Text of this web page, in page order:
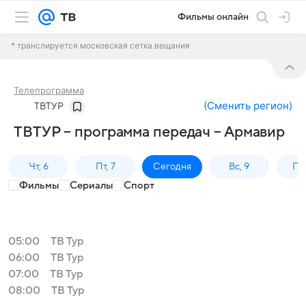
Фильмы онлайн
* транслируется московская сетка вещания
Телепрограмма
ТВТУР (Сменить регион)
ТВТУР – программа передач – Армавир
Чт, 6 Пт, 7 Сегодня Вс, 9
Фильмы Сериалы Спорт
05:00
ТВ Тур
06:00
ТВ Тур
07:00
ТВ Тур
08:00
ТВ Тур